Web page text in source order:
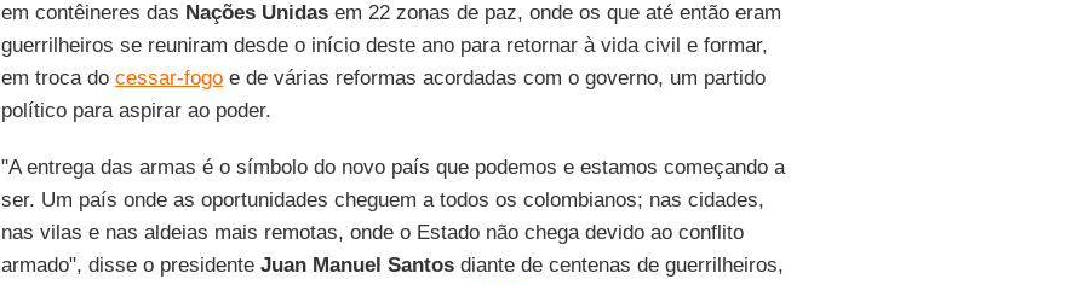
em contêineres das Nações Unidasem 22 zonas de paz, onde os que até então eram
guerrilheiros se reuniram desde o início deste ano para retornar à vida civil e formar,
em troca do cessar-fogoe de várias reformas acordadas com o governo, um partido
político para aspirar ao poder.
"A entrega das armas é o símbolo do novo país que podemos e estamos começando a
ser. Um país onde as oportunidades cheguem a todos os colombianos; nas cidades,
nas vilas e nas aldeias mais remotas, onde o Estado não chega devido ao conflito
armado", disse o presidente Juan Manuel Santosdiante de centenas de guerrilheiros,